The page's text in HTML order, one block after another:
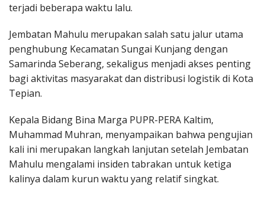
terjadi beberapa waktu lalu.
Jembatan Mahulu merupakan salah satu jalur utama
penghubung Kecamatan Sungai Kunjang dengan
Samarinda Seberang, sekaligus menjadi akses penting
bagi aktivitas masyarakat dan distribusi logistik di Kota
Tepian.
Kepala Bidang Bina Marga PUPR-PERA Kaltim,
Muhammad Muhran, menyampaikan bahwa pengujian
kali ini merupakan langkah lanjutan setelah Jembatan
Mahulu mengalami insiden tabrakan untuk ketiga
kalinya dalam kurun waktu yang relatif singkat.